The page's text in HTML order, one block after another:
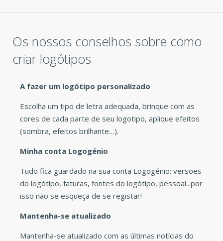
Os nossos conselhos sobre como
criar logótipos
A fazer um logótipo personalizado
Escolha um tipo de letra adequada, brinque com as
cores de cada parte de seu logotipo, aplique efeitos
(sombra, efeitos brilhante…).
Minha conta Logogénio
Tudo fica guardado na sua conta Logogénio: versões
do logótipo, faturas, fontes do logótipo, pessoal...por
isso não se esqueça de se registar!
Mantenha-se atualizado
Mantenha-se atualizado com as últimas notícias do